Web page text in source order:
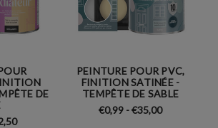
DE
PEINTURE POUR PVC,
FINITION SATINÉE -
TEMPÊTE DE SABLE
€0,99 - €35,00